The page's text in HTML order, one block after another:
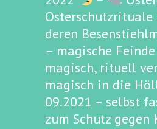
Osterschutzrituale
deren
– magische
magisch, rituell
magisch in die
09.2021 – selbst
zum Schutz gegen